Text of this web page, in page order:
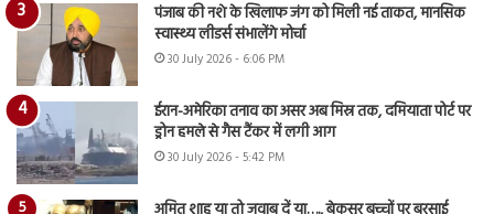
पंजाब की नशे के खिलाफ जंग को मिली नई ताकत, मानसिक
स्वास्थ्य लीडर्स संभालेंगे मोर्चा
30 July 2026 - 6:06 PM
ईरान-अमेरिका तनाव का असर अब मिस्र तक, दमियाता पोर्ट पर
ड्रोन हमले से गैस टैंकर में लगी आग
30 July 2026 - 5:42 PM